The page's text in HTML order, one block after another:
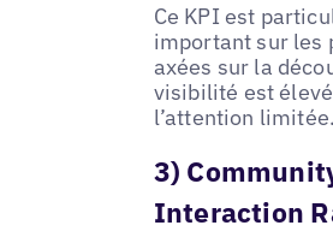
Ce KPI est
important sur les
axées sur la
visibilité est
l’attention limitée.
3)
Interaction